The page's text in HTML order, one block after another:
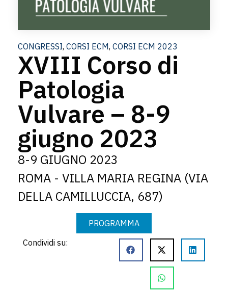
CONGRESSI, CORSI ECM, CORSI ECM 2023
XVIII Corso di
Patologia
Vulvare – 8-9
giugno 2023
8-9 GIUGNO 2023
ROMA - VILLA MARIA REGINA (VIA
DELLA CAMILLUCCIA, 687)
PROGRAMMA
Condividi su: